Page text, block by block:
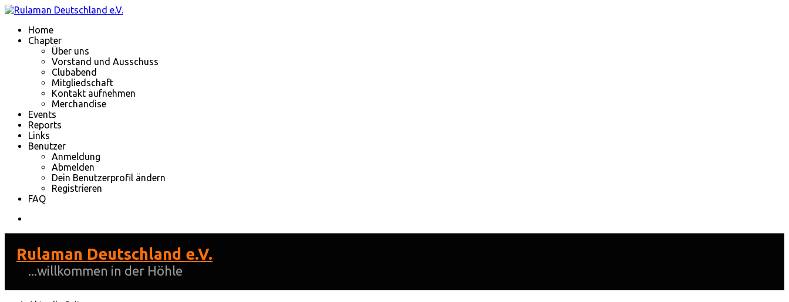
Home
Chapter
Über uns
Vorstand und Ausschuss
Clubabend
Mitgliedschaft
Kontakt aufnehmen
Merchandise
Events
Reports
Links
Benutzer
Anmeldung
Abmelden
Dein Benutzerprofil ändern
Registrieren
FAQ
Rulaman Deutschland e.V.
...willkommen in der Höhle